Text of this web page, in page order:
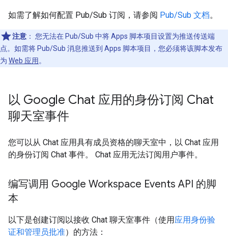
如需了解如何配置 Pub/Sub 订阅，请参阅 Pub/Sub 文档。
注意 ： 您无法在 Pub/Sub 中将 Apps 脚本项目设置为推送传送端
点。如需将 Pub/Sub 消息推送到 Apps 脚本项目，您必须将该脚本发布
为 Web 应用 。
以 Google Chat 应用的身份订阅 Chat
聊天室事件
您可以从 Chat 应用具有成员资格的聊天室中，以 Chat 应用
的身份订阅 Chat 事件。 Chat 应用无法订阅用户事件。
编写调用 Google Workspace Events API 的脚
本
以下是创建订阅以接收 Chat 聊天室事件（使用应用身份验
证和管理员批准）的方法：